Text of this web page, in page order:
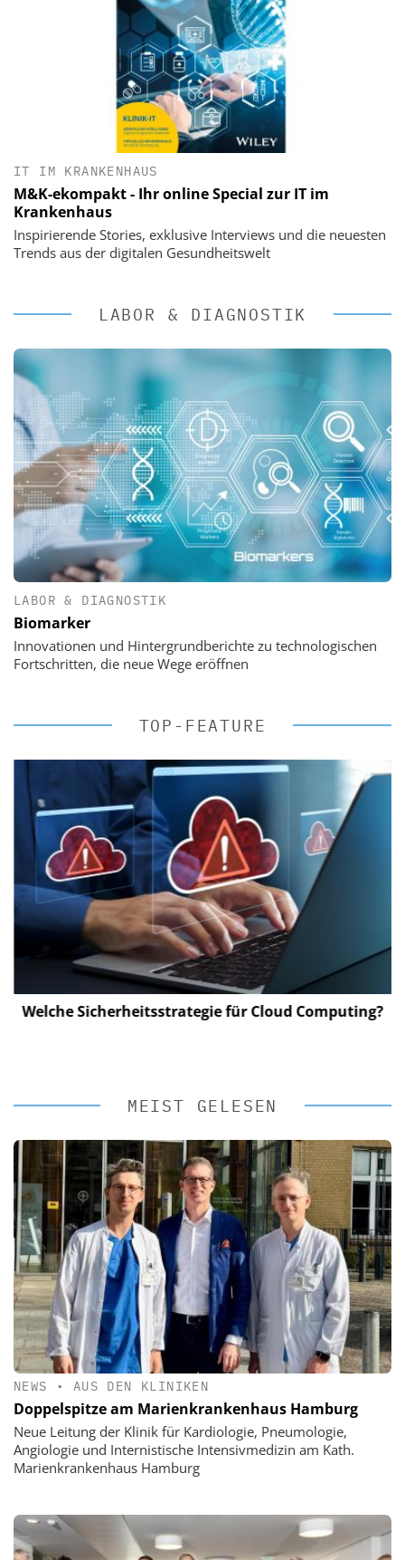
IT IM KRANKENHAUS
M&K-ekompakt - Ihr online Special zur IT im
Krankenhaus
Inspirierende Stories, exklusive Interviews und die neuesten
Trends aus der digitalen Gesundheitswelt
LABOR & DIAGNOSTIK
LABOR & DIAGNOSTIK
Biomarker
Innovationen und Hintergrundberichte zu technologischen
Fortschritten, die neue Wege eröffnen
TOP-FEATURE
Welche Sicherheitsstrategie für Cloud Computing?
MEIST GELESEN
NEWS • AUS DEN KLINIKEN
Doppelspitze am Marienkrankenhaus Hamburg
Neue Leitung der Klinik für Kardiologie, Pneumologie,
Angiologie und Internistische Intensivmedizin am Kath.
Marienkrankenhaus Hamburg